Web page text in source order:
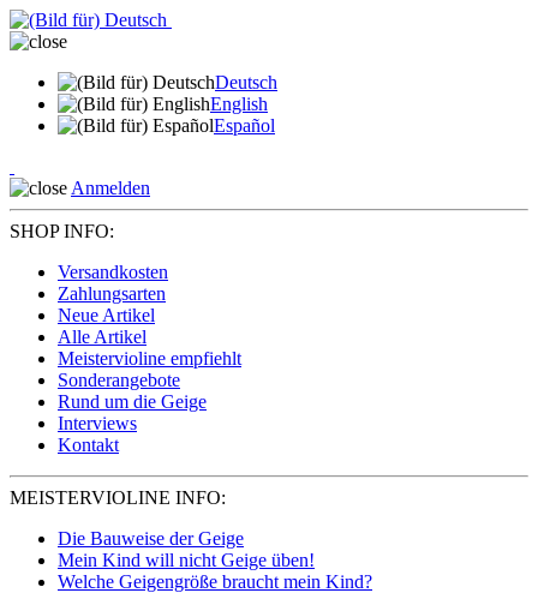
Deutsch
English
Español
Anmelden
SHOP INFO:
Versandkosten
Zahlungsarten
Neue Artikel
Alle Artikel
Meistervioline empfiehlt
Sonderangebote
Rund um die Geige
Interviews
Kontakt
MEISTERVIOLINE INFO:
Die Bauweise der Geige
Mein Kind will nicht Geige üben!
Welche Geigengröße braucht mein Kind?